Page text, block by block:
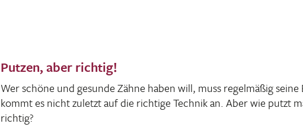
Putzen, aber richtig!
Wer schöne und gesunde Zähne haben will, muss regel­mäßig
kommt es nicht zuletzt auf die rich­tige Technik an. Aber wie putzt
richtig?